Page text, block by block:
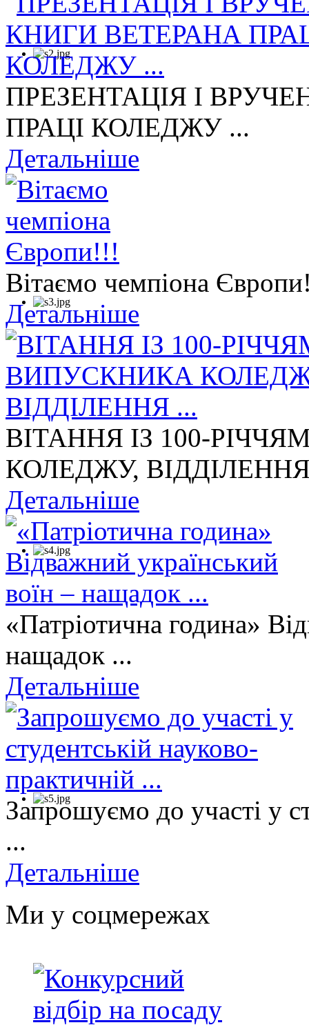
ПРЕЗЕНТАЦІЯ І
ПРАЦІ КОЛЕДЖУ ...
Детальніше
Вітаємо чемпіона
Детальніше
ВІТАННЯ ІЗ 100-
КОЛЕДЖУ,
Детальніше
«Патріотична година»
нащадок ...
Детальніше
Запрошуємо до участі у
...
Детальніше
Ми у соцмережах